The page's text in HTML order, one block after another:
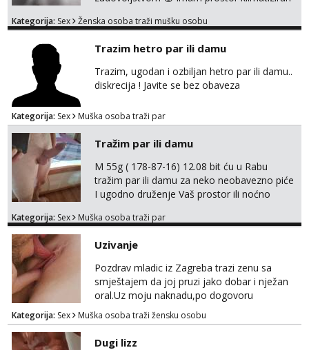
nudim klasiku sa zastitom pusenje bez
neradim analno i pitanja ako radim bez odma
ignoriram radim samo sa svojim slikama
original ✌️😊ali neki vec me poznaju waccap...
Kategorija: Sex Ženska osoba traži mušku osobu
Trazim hetro par ili damu
Trazim, ugodan i ozbiljan hetro par ili damu..
diskrecija ! Javite se bez obaveza
Kategorija: Sex Muška osoba traži par
Tražim par ili damu
M 55g ( 178-87-16) 12.08 bit ću u Rabu
tražim par ili damu za neko neobavezno piće
I ugodno druženje Vaš prostor ili noćno
trata.vrh@gmail.com
Kategorija: Sex Muška osoba traži par
Uzivanje
Pozdrav mladic iz Zagreba trazi zenu sa
smještajem da joj pruzi jako dobar i nježan
oral.Uz moju naknadu,po dogovoru
.Diskrecija osigurana.
Kategorija: Sex Muška osoba traži žensku osobu
Dugi lizz